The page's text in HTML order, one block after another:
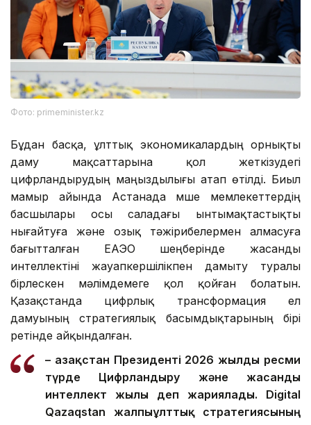
Фото: primeminister.kz
Бұдан басқа, ұлттық экономикалардың орнықты
даму мақсаттарына қол жеткізудегі
цифрландырудың маңыздылығы атап өтілді. Биыл
мамыр айында Астанада мүше мемлекеттердің
басшылары осы саладағы ынтымақтастықты
нығайтуға және озық тәжірибелермен алмасуға
бағытталған ЕАЭО шеңберінде жасанды
интеллектіні жауапкершілікпен дамыту туралы
бірлескен мәлімдемеге қол қойған болатын.
Қазақстанда цифрлық трансформация ел
дамуының стратегиялық басымдықтарының бірі
ретінде айқындалған.
– Қазақстан Президенті 2026 жылды ресми
түрде Цифрландыру және жасанды
интеллект жылы деп жариялады. Digital
Qazaqstan жалпыұлттық стратегиясының